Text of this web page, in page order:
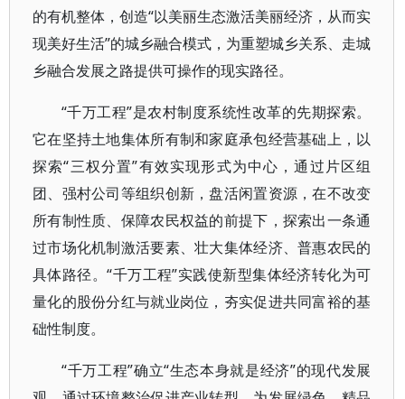
的有机整体，创造“以美丽生态激活美丽经济，从而实
现美好生活”的城乡融合模式，为重塑城乡关系、走城
乡融合发展之路提供可操作的现实路径。
“千万工程”是农村制度系统性改革的先期探索。
它在坚持土地集体所有制和家庭承包经营基础上，以
探索“三权分置”有效实现形式为中心，通过片区组
团、强村公司等组织创新，盘活闲置资源，在不改变
所有制性质、保障农民权益的前提下，探索出一条通
过市场化机制激活要素、壮大集体经济、普惠农民的
具体路径。“千万工程”实践使新型集体经济转化为可
量化的股份分红与就业岗位，夯实促进共同富裕的基
础性制度。
“千万工程”确立“生态本身就是经济”的现代发展